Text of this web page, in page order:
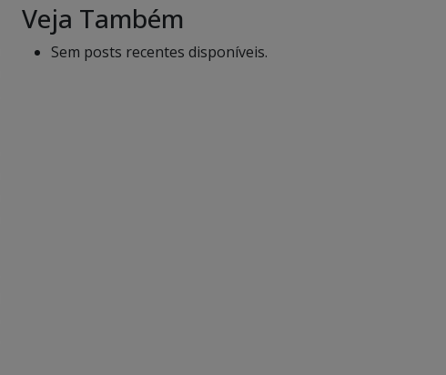
Veja Também
Sem posts recentes disponíveis.